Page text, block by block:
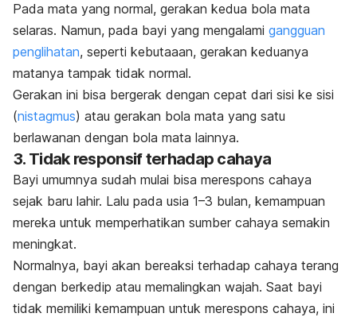
Pada mata yang normal, gerakan kedua bola mata
selaras. Namun, pada bayi yang mengalami gangguan
penglihatan, seperti kebutaaan, gerakan keduanya
matanya tampak tidak normal.
Gerakan ini bisa bergerak dengan cepat dari sisi ke sisi
(nistagmus) atau gerakan bola mata yang satu
berlawanan dengan bola mata lainnya.
3. Tidak responsif terhadap cahaya
Bayi umumnya sudah mulai bisa merespons cahaya
sejak baru lahir. Lalu pada usia 1–3 bulan, kemampuan
mereka untuk memperhatikan sumber cahaya semakin
meningkat.
Normalnya, bayi akan bereaksi terhadap cahaya terang
dengan berkedip atau memalingkan wajah. Saat bayi
tidak memiliki kemampuan untuk merespons cahaya, ini